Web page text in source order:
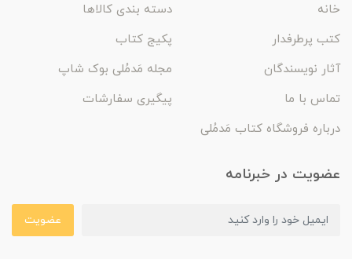
خانه
دسته بندی کالاها
کتب پرطرفدار
پکیج کتاب
آثار نویسندگان
مجله مَدمُلی بوک شاپ
تماس با ما
پیگیری سفارشات
درباره فروشگاه کتاب مَدمُلی
عضویت در خبرنامه
عضویت